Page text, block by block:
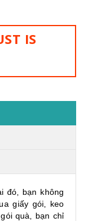
IS
đó, bạn không
giấy gói, keo
quà, bạn chỉ